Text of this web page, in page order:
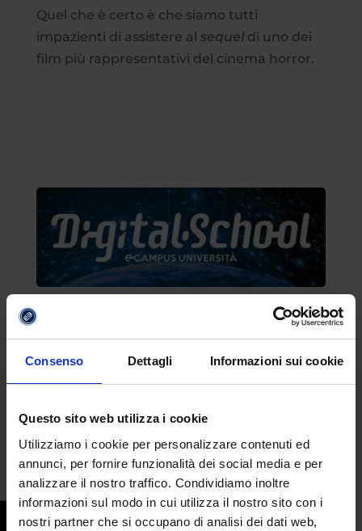
Consenso Dettagli Informazioni sui cookie
Questo sito web utilizza i cookie
Utilizziamo i cookie per personalizzare contenuti ed
annunci, per fornire funzionalità dei social media e per
analizzare il nostro traffico. Condividiamo inoltre
informazioni sul modo in cui utilizza il nostro sito con i
nostri partner che si occupano di analisi dei dati web,
Quel che è certo è che siamo tutti
impazienti di assistere al sequeldi uno dei
film più rappresentativi del cinema horror.
Compila il form e
richiedi informazioni
sull’offerta formativa